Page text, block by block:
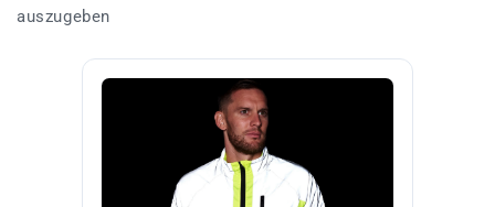
auszugeben